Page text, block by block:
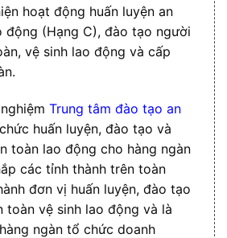
hoạt động huấn luyện an
động (Hạng C), đào tạo người
vệ sinh lao động và cấp
Trung tâm đào tạo an
huấn luyện, đào tạo và
toàn lao động cho hàng ngàn
các tỉnh thành trên toàn
đơn vị huấn luyện, đào tạo
toàn vệ sinh lao động và là
ngàn tổ chức doanh